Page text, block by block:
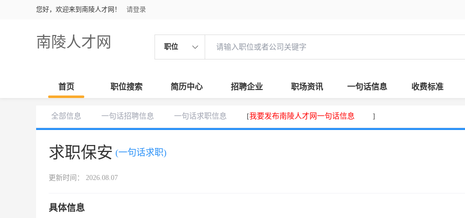
您好，欢迎来到南陵人才网！ 请登录
南陵人才网 职位
首页 职位搜索 简历中心 招聘企业 职场资讯 一句话信息 收费标准
全部信息 一句话招聘信息 一句话求职信息 [我要发布南陵人才网一句话信息 ]
求职保安 (一句话求职)
更新时间： 2026.08.07
具体信息